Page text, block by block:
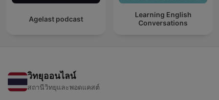
Agelast podcast
Learning English
Conversations
วิทยุออนไลน์
สถานีวิทยุและพอดแคสต์